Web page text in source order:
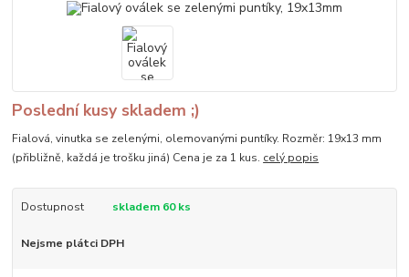
Poslední kusy skladem ;)
Fialová, vinutka se zelenými, olemovanými puntíky. Rozměr: 19x13 mm
(přibližně, každá je trošku jiná) Cena je za 1 kus. celý popis
Dostupnost skladem 60 ks
Nejsme plátci DPH